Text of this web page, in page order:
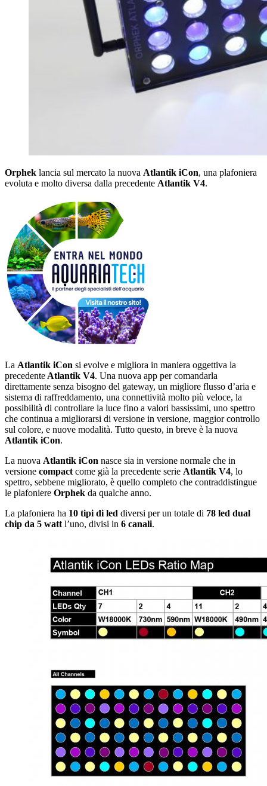
Orphek lancia sul mercato la nuova Atlantik iCon, una plafoniera
evoluta e molto diversa dalla precedente Atlantik V4.
La Atlantik iCon si evolve e migliora in maniera oggettiva la
precedente Atlantik V4. Una nuova app per comandarla
direttamente senza bisogno del gateway, un migliore flusso d’aria e
sistema di raffreddamento, una connettività molto più veloce, la
possibilità di controllare la luce fino a valori bassissimi, uno spettro
che continua a migliorarsi di versione in versione, maggior controllo
sul colore, e nuove modalità. Tutto questo, in breve è la nuova
Atlantik iCon.
La nuova Atlantik iCon nasce sia in versione normale che in
versione compact come già la precedente serie Atlantik V4, lo
spettro, sebbene migliorato, è quello completo che contraddistingue
le plafoniere Orphek da qualche anno.
La plafoniera ha 10 tipi di led diversi per un totale di 78 led dual
chip da 5 watt l’uno, divisi in 6 canali.